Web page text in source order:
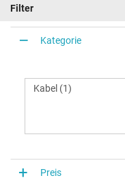
Filter
Kategorie
Preis